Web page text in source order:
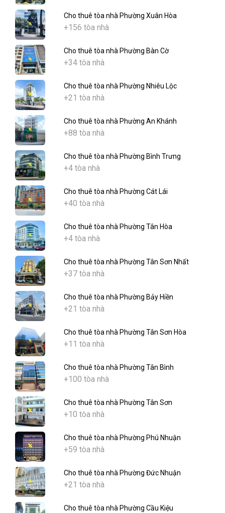
Cho thuê tòa nhà Phường Xuân Hòa
+156 tòa nhà
Cho thuê tòa nhà Phường Bàn Cờ
+34 tòa nhà
Cho thuê tòa nhà Phường Nhiêu Lộc
+21 tòa nhà
Cho thuê tòa nhà Phường An Khánh
+88 tòa nhà
Cho thuê tòa nhà Phường Bình Trưng
+4 tòa nhà
Cho thuê tòa nhà Phường Cát Lái
+40 tòa nhà
Cho thuê tòa nhà Phường Tân Hòa
+4 tòa nhà
Cho thuê tòa nhà Phường Tân Sơn Nhất
+37 tòa nhà
Cho thuê tòa nhà Phường Bảy Hiền
+21 tòa nhà
Cho thuê tòa nhà Phường Tân Sơn Hòa
+11 tòa nhà
Cho thuê tòa nhà Phường Tân Bình
+100 tòa nhà
Cho thuê tòa nhà Phường Tân Sơn
+10 tòa nhà
Cho thuê tòa nhà Phường Phú Nhuận
+59 tòa nhà
Cho thuê tòa nhà Phường Đức Nhuận
+21 tòa nhà
Cho thuê tòa nhà Phường Cầu Kiệu